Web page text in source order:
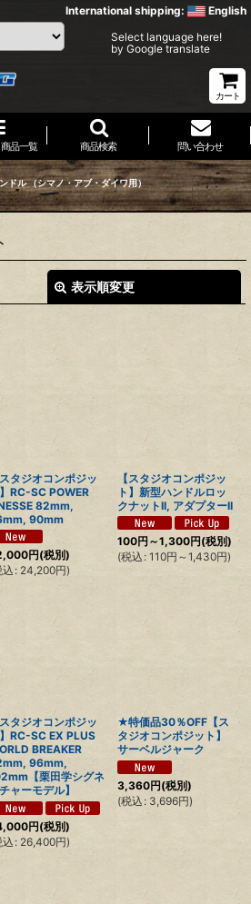
International shipping: English
Select language here!
by Google translate
カート
品一覧 商品検索 問い合わせ
ドル （シマノ・アブ・ダイワ用）
表示順変更
スタジオコンポジッ
】RC-SC POWER
82mm,
90mm
円(税別)
込 : 24,200円)
【スタジオコンポジッ
ト】新型ハンドルロッ
クナットII, アダプターII
100円～1,300円(税別)
(税込 : 110円 ～1,430円)
スタジオコンポジッ
】RC-SC EX PLUS
BREAKER
96mm,
【栗田学シグネ
ャーモデル】
円(税別)
込 : 26,400円)
★特価品30％OFF【ス
タジオコンポジット】
サーベルジャーク
3,360円(税別)
(税込 : 3,696円)